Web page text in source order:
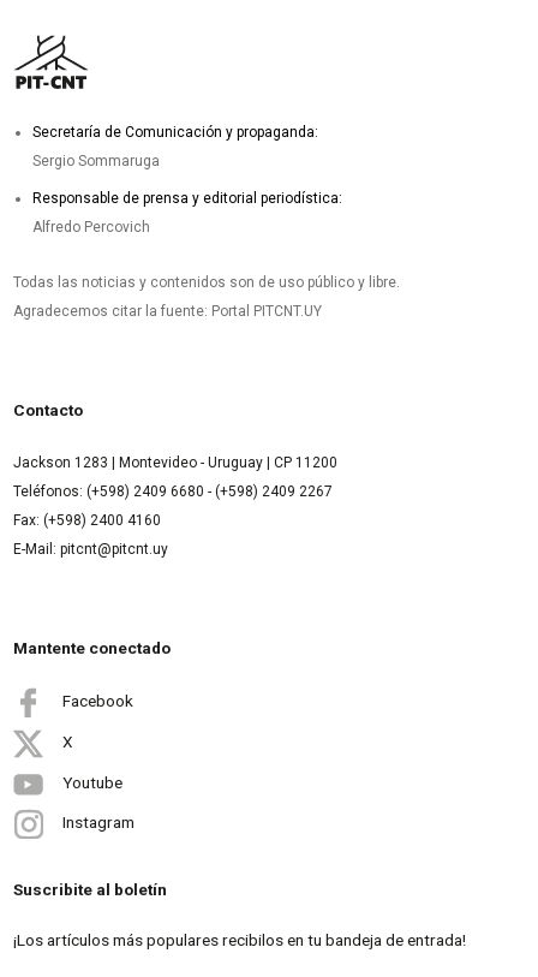
Secretaría de Comunicación y propaganda:
Sergio Sommaruga
Responsable de prensa y editorial periodística:
Alfredo Percovich
Todas las noticias y contenidos son de uso público y libre.
Agradecemos citar la fuente: Portal PITCNT.UY
Contacto
Jackson 1283 | Montevideo - Uruguay | CP 11200
Teléfonos: (+598) 2409 6680 - (+598) 2409 2267
Fax: (+598) 2400 4160
E-Mail: pitcnt@pitcnt.uy
Mantente conectado
Facebook
X
Youtube
Instagram
Suscribite al boletín
¡Los artículos más populares recibilos en tu bandeja de entrada!